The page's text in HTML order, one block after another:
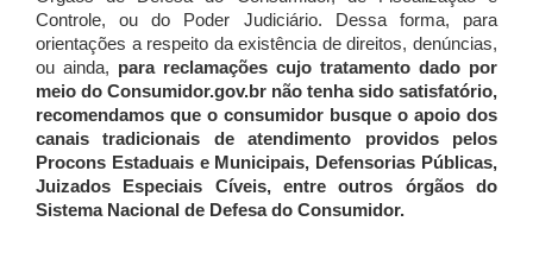
Controle, ou do Poder Judiciário. Dessa forma, para
orientações a respeito da existência de direitos, denúncias,
ou ainda, para reclamações cujo tratamento dado por
meio do Consumidor.gov.br não tenha sido satisfatório,
recomendamos que o consumidor busque o apoio dos
canais tradicionais de atendimento providos pelos
Procons Estaduais e Municipais, Defensorias Públicas,
Juizados Especiais Cíveis, entre outros órgãos do
Sistema Nacional de Defesa do Consumidor.